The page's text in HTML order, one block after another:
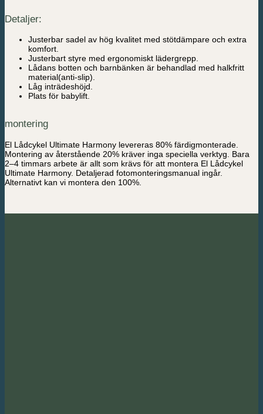
Detaljer:
Justerbar sadel av hög kvalitet med stötdämpare och extra
komfort.
Justerbart styre med ergonomiskt lädergrepp.
Lådans botten och barnbänken är behandlad med halkfritt
material(anti-slip).
Låg inträdeshöjd.
Plats för babylift.
montering
El Lådcykel Ultimate Harmony levereras 80% färdigmonterade.
Montering av återstående 20% kräver inga speciella verktyg. Bara
2–4 timmars arbete är allt som krävs för att montera El Lådcykel
Ultimate Harmony. Detaljerad fotomonteringsmanual ingår.
Alternativt kan vi montera den 100%.